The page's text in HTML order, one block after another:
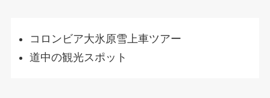
コロンビア大氷原雪上車ツアー
道中の観光スポット